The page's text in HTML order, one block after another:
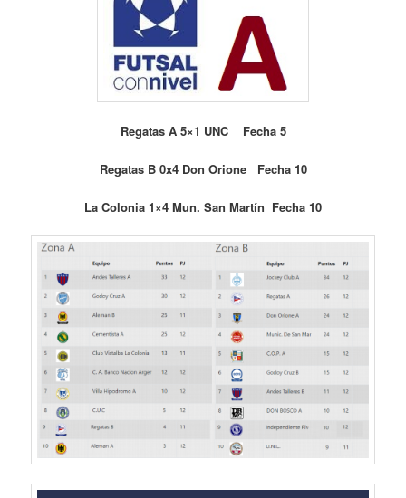
Regatas A 5×1 UNC Fecha 5
Regatas B 0x4 Don Orione Fecha 10
La Colonia 1×4 Mun. San Martín Fecha 10